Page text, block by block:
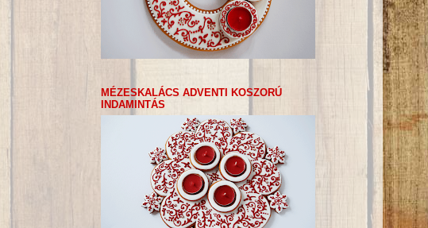
MÉZESKALÁCS ADVENTI KOSZORÚ
INDAMINTÁS